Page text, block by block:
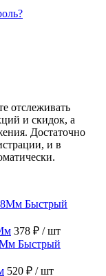
отслеживать
и скидок, а
Достаточно
и в
Быстрый
378 ₽ / шт
Быстрый
520 ₽ / шт